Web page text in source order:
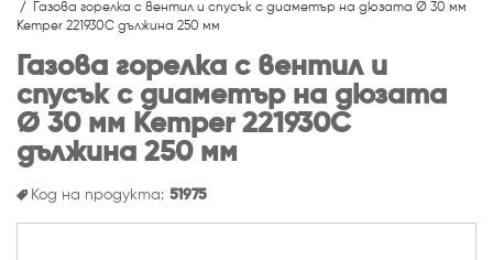
Газова горелка с вентил и спусък с диаметър на дюзата Ø 30 мм
Kemper 221930C дължина 250 мм
Газова горелка с вентил и
спусък с диаметър на дюзата
Ø 30 мм Kemper 221930C
дължина 250 мм
Код на продукта: 51975